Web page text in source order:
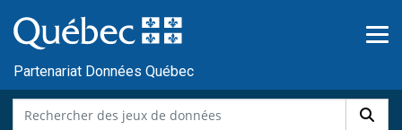
au
contenu
Partenariat Données Québec